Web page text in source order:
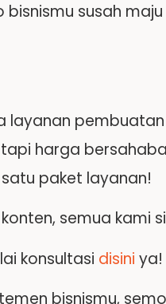
susah
layanan
harga
paket layanan!
semua kami
konsultasi disini ya!
bisnismu,